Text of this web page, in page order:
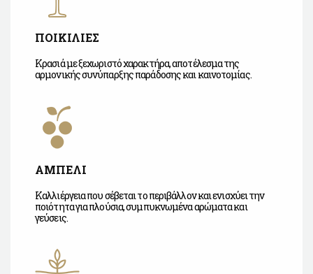
ΠΟΙΚΙΛΙΕΣ
Κρασιά με ξεχωριστό χαρακτήρα, αποτέλεσμα της
αρμονικής συνύπαρξης παράδοσης και καινοτομίας.
ΑΜΠΕΛΙ
Καλλιέργεια που σέβεται το περιβάλλον και ενισχύει την
ποιότητα για πλούσια, συμπυκνωμένα αρώματα και
γεύσεις.